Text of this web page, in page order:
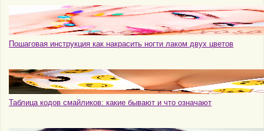
Пошаговая инструкция как накрасить ногти лаком двух цветов
Таблица кодов смайликов: какие бывают и что означают